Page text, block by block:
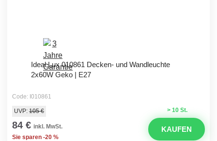
Ideal Lux 010861 Decken- und Wandleuchte
2x60W Geko | E27
Code: I010861
> 10 St.
UVP: 105 €
84 € inkl. MwSt.
Sie sparen -20 %
KAUFEN